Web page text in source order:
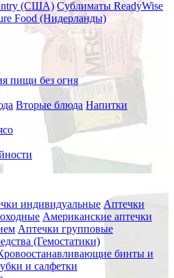
(США) Сублиматы ReadyWise
Food (Нидерланды)
пищи без огня
Вторые блюда Напитки
индивидуальные Аптечки
Американские аптечки
Аптечки групповые
(Гемостатики)
бинты и
и салфетки